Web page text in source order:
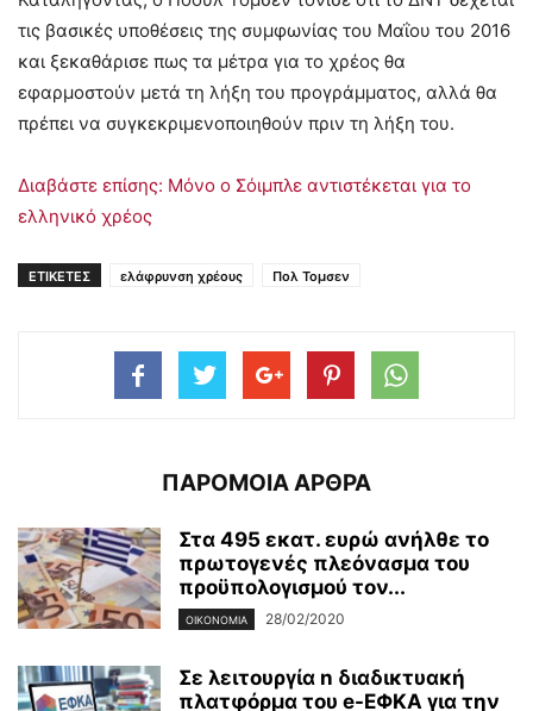
τις βασικές υποθέσεις της συμφωνίας του Mαΐου του 2016
και ξεκαθάρισε πως τα μέτρα για το χρέος θα
εφαρμοστούν μετά τη λήξη του προγράμματος, αλλά θα
πρέπει να συγκεκριμενοποιηθούν πριν τη λήξη του.
Διαβάστε επίσης: Μόνο ο Σόιμπλε αντιστέκεται για το
ελληνικό χρέος
ΕΤΙΚΕΤΕΣ ελάφρυνση χρέους Πολ Τομσεν
ΠΑΡΟΜΟΙΑ ΑΡΘΡΑ
Στα 495 εκατ. ευρώ ανήλθε το
πρωτογενές πλεόνασμα του
προϋπολογισμού τον...
ΟΙΚΟΝΟΜΊΑ 28/02/2020
Σε λειτουργία n διαδικτυακή
πλατφόρμα του e-ΕΦΚΑ για την